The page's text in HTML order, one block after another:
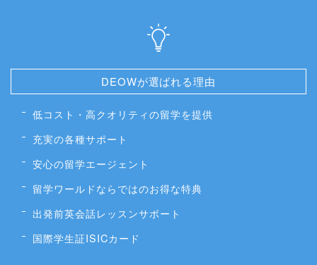
DEOWが選ばれる理由
低コスト・高クオリティの留学を提供
充実の各種サポート
安心の留学エージェント
留学ワールドならではのお得な特典
出発前英会話レッスンサポート
国際学生証ISICカード